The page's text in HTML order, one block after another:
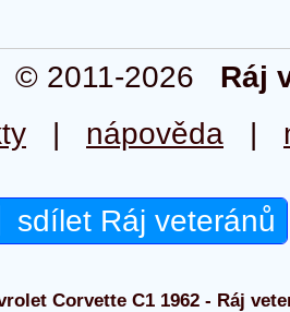
© 2011-2026 Ráj
| nápověda |
sdílet Ráj veteránů
Corvette C1 1962 - Ráj